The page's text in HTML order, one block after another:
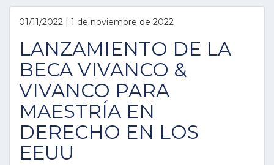
01/11/2022 | 1 de noviembre de 2022
LANZAMIENTO DE LA
BECA VIVANCO &
VIVANCO PARA
MAESTRÍA EN
DERECHO EN LOS
EEUU